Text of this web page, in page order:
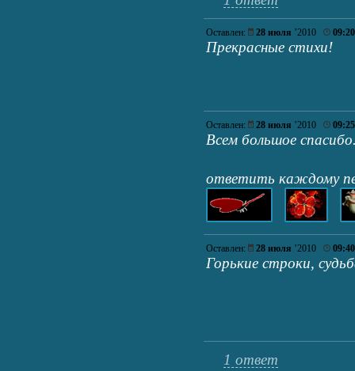
Оставлен: 28 июля ’2010 09:20
Прекрасные стихи!
Оставлен: 28 июля ’2010 09:25
Всем большое
ответить каждому
Оставлен: 28 июля ’2010 09:40
Горькие строки,
1 ответ